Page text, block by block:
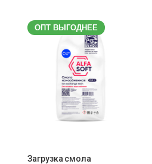
ОПТ ВЫГОДНЕЕ
Загрузка смола